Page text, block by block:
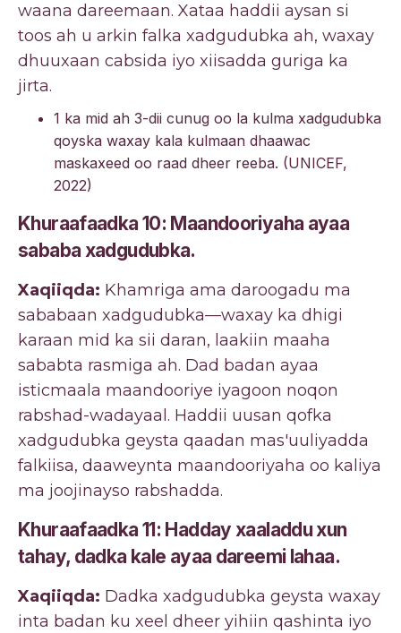
waana dareemaan. Xataa haddii aysan si
toos ah u arkin falka xadgudubka ah, waxay
dhuuxaan cabsida iyo xiisadda guriga ka
jirta.
1 ka mid ah 3-dii cunug oo la kulma xadgudubka
qoyska waxay kala kulmaan dhaawac
maskaxeed oo raad dheer reeba. (UNICEF,
2022)
Khuraafaadka 10: Maandooriyaha ayaa
sababa xadgudubka.
Xaqiiqda: Khamriga ama daroogadu ma
sababaan xadgudubka—waxay ka dhigi
karaan mid ka sii daran, laakiin maaha
sababta rasmiga ah. Dad badan ayaa
isticmaala maandooriye iyagoon noqon
rabshad-wadayaal. Haddii uusan qofka
xadgudubka geysta qaadan mas'uuliyadda
falkiisa, daaweynta maandooriyaha oo kaliya
ma joojinayso rabshadda.
Khuraafaadka 11: Hadday xaaladdu xun
tahay, dadka kale ayaa dareemi lahaa.
Xaqiiqda: Dadka xadgudubka geysta waxay
inta badan ku xeel dheer yihiin qashinta iyo